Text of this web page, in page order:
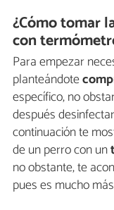
¿Cómo tomar
con
Para empezar
planteándote
específico, no
después
continuación te
de un perro con un
no obstante, te
pues es mucho